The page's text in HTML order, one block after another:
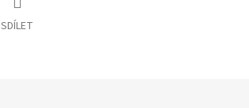
SDÍLET